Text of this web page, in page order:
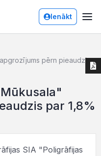
Ienākt
pērn pieaudzis
par 1,8%
SIA "Poligrāfijas